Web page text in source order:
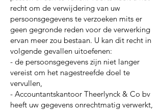
recht om de verwijdering van uw
persoonsgegevens te verzoeken mits er
geen gegronde reden voor de verwerking
ervan meer zou bestaan. U kan dit recht in
volgende gevallen uitoefenen:
- de persoonsgegevens zijn niet langer
vereist om het nagestreefde doel te
vervullen,
- Accountantskantoor Theerlynck & Co bv
heeft uw gegevens onrechtmatig verwerkt,